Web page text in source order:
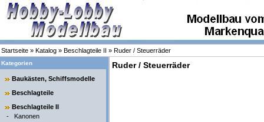
Startseite » Katalog » Beschlagteile II » Ruder / Steuerräder
Kategorien
Baukästen, Schiffsmodelle
Beschlagteile
Beschlagteile II
- Kanonen
Ruder / Steuerräder